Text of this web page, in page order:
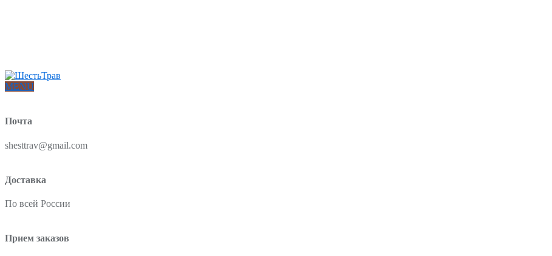
MENU
Почта
shesttrav@gmail.com
Доставка
По всей России
Прием заказов